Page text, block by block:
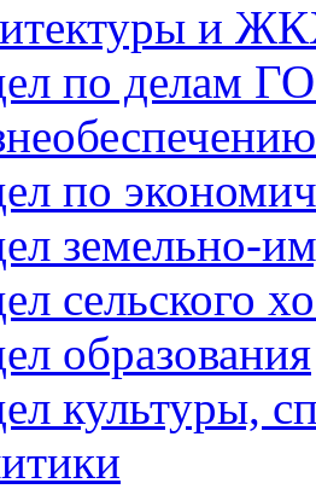
и
по делам
по
земельно-
сельского
образования
культуры,